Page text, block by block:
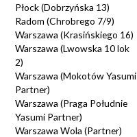
Płock (Dobrzyńska 13)
Radom (Chrobrego 7/9)
Warszawa (Krasińskiego 16)
Warszawa (Lwowska 10 lok
2)
Warszawa (Mokotów Yasumi
Partner)
Warszawa (Praga Południe
Yasumi Partner)
Warszawa Wola (Partner)